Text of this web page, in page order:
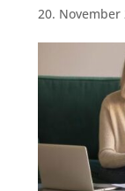
20. November